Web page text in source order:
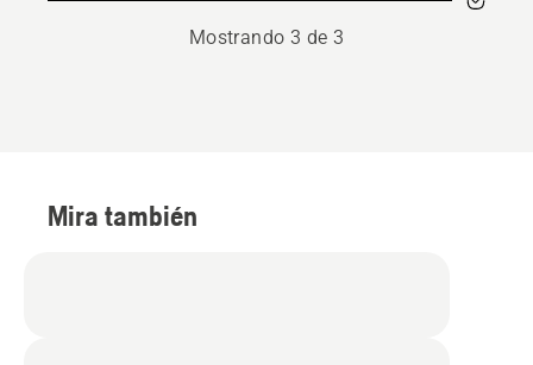
Mostrando 3 de 3
Mira también